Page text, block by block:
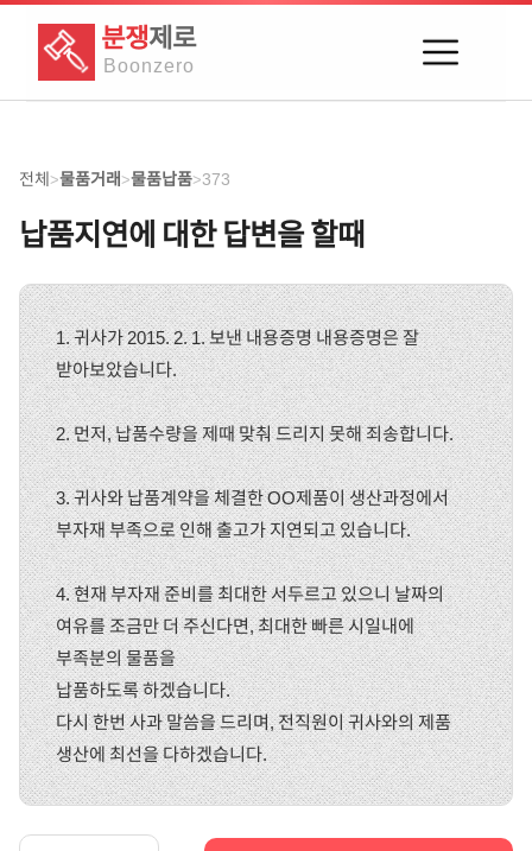
분쟁제로
Boonzero
전체>물품거래>물품납품>373
납품지연에 대한 답변을 할때
1. 귀사가 2015. 2. 1. 보낸 내용증명 내용증명은 잘
받아보았습니다.
2. 먼저, 납품수량을 제때 맞춰 드리지 못해 죄송합니다.
3. 귀사와 납품계약을 체결한 OO제품이 생산과정에서
부자재 부족으로 인해 출고가 지연되고 있습니다.
4. 현재 부자재 준비를 최대한 서두르고 있으니 날짜의
여유를 조금만 더 주신다면, 최대한 빠른 시일내에
부족분의 물품을
납품하도록 하겠습니다.
다시 한번 사과 말씀을 드리며, 전직원이 귀사와의 제품
생산에 최선을 다하겠습니다.